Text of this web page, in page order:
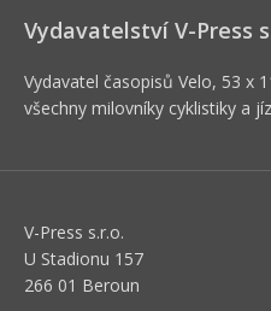
Vydavatelství V-Press
Vydavatel časopisů Velo, 53 x
všechny milovníky cyklistiky a
V-Press s.r.o.
U Stadionu 157
266 01 Beroun